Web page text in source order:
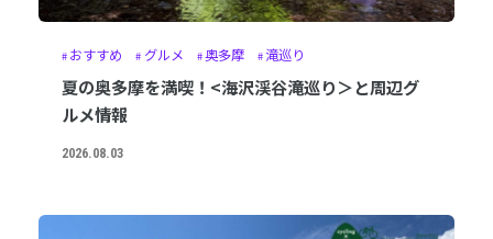
おすすめ グルメ 奥多摩 滝巡り
夏の奥多摩を満喫！<海沢渓谷滝巡り＞と周辺グ
ルメ情報
2026.08.03